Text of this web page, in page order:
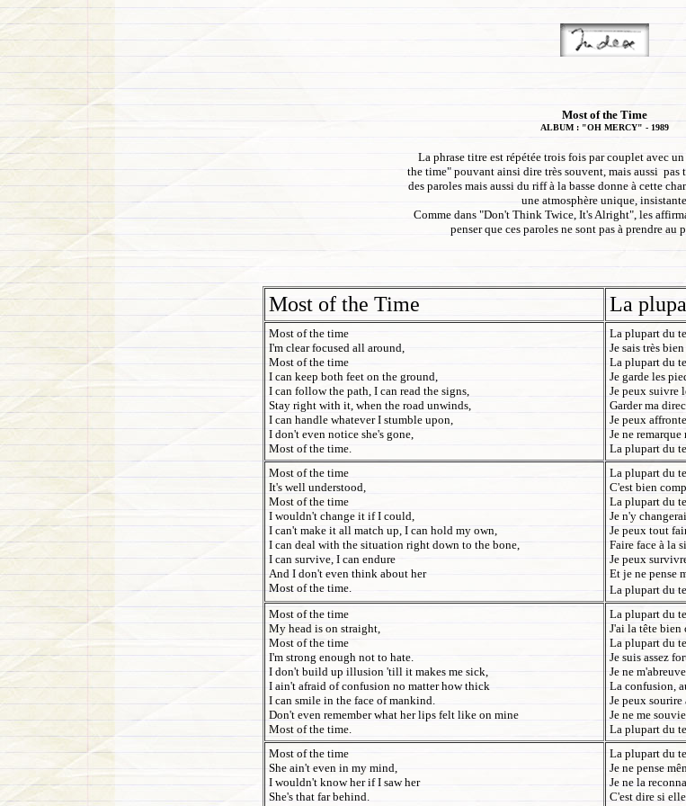
Most of the Time
ALBUM : "OH MERCY" - 1989
La phrase titre est répétée trois fois par couplet avec
the time" pouvant ainsi dire très souvent, mais aussi pas
des paroles mais aussi du riff à la basse donne à cette
une atmosphère unique,
Comme dans "Don't Think Twice, It's Alright", les
penser que ces paroles ne sont pas à prendre au
Most of the Time La
Most of the time
I'm clear focused all around,
Most of the time
I can keep both feet on the ground,
I can follow the path, I can read the signs,
Stay right with it, when the road unwinds,
I can handle whatever I stumble upon,
I don't even notice she's gone,
Most of the time.
La plupart du
Je sais très
La plupart du
Je garde les
Je peux suivre
Garder ma
Je peux
Je ne
La plupart du
Most of the time
It's well understood,
Most of the time
I wouldn't change it if I could,
I can't make it all match up, I can hold my own,
I can deal with the situation right down to the bone,
I can survive, I can endure
And I don't even think about her
Most of the time.
La plupart du
C'est bien
La plupart du
Je n'y
Je peux tout
Faire face à la
Je peux
Et je ne pense
La plupart du
Most of the time
My head is on straight,
Most of the time
I'm strong enough not to hate.
I don't build up illusion 'till it makes me sick,
I ain't afraid of confusion no matter how thick
I can smile in the face of mankind.
Don't even remember what her lips felt like on mine
Most of the time.
La plupart du
J'ai la tête bien
La plupart du
Je suis assez
Je ne
La confusion,
Je peux
Je ne me
La plupart du
Most of the time
She ain't even in my mind,
I wouldn't know her if I saw her
She's that far behind.
La plupart du
Je ne pense
Je ne la
C'est dire si